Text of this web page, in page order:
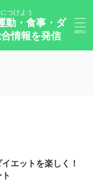
つけよう
動・食事・ダ
情報を発信
エットを楽しく！